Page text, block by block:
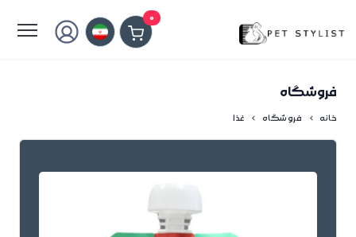
0
فروشگاه
خانه فروشگاه غذا